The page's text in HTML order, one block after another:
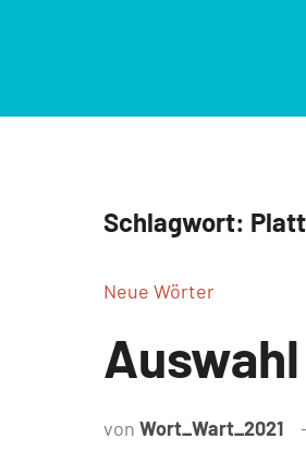
Schlagwort:
Neue Wörter
von Wort_Wart_2021